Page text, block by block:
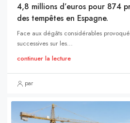
4,8 millions d’euros pour 874
des tempêtes en Espagne.
Face aux dégâts considérables
successives sur les...
continuer la lecture
par